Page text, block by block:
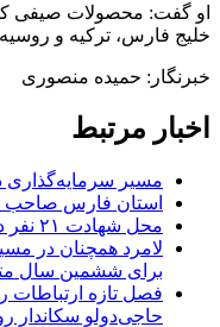
او گفت: محصولات صیفی
خلیج فارس، ترکیه و
خبرنگار: حمیده منصوری
اخبار مرتبط
مسیر
استان فارس صاحب
محل شهادت ۲۱ نفر در لامرد در مسیر ثبت ملی قرار گرفت
لامرد همچنان در
برای ششمین سال
فصل تازه ارتباطات
حاجی‌دولو سکاندار